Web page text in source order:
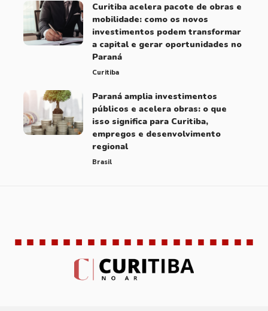
Curitiba acelera pacote de obras e
mobilidade: como os novos
investimentos podem transformar
a capital e gerar oportunidades no
Paraná
Curitiba
Paraná amplia investimentos
públicos e acelera obras: o que
isso significa para Curitiba,
empregos e desenvolvimento
regional
Brasil